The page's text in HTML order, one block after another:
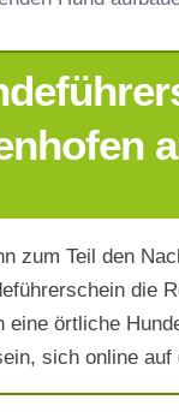
*
*zum Teil den
die
eine örtliche
sich online auf